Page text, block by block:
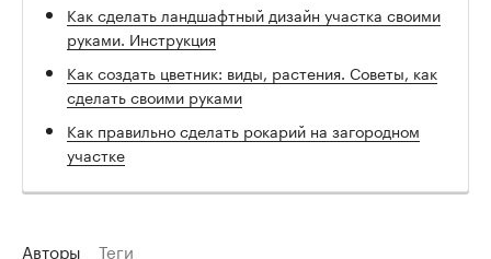
Как сделать ландшафтный дизайн участка своими
руками. Инструкция
Как создать цветник: виды, растения. Советы, как
сделать своими руками
Как правильно сделать рокарий на загородном
участке
Авторы Теги